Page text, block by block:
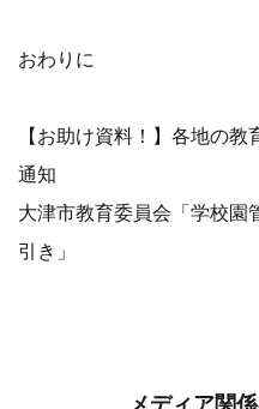
おわりに
【お助け資料！】各地の
通知
大津市教育委員会「学校園
引き」
メディア関